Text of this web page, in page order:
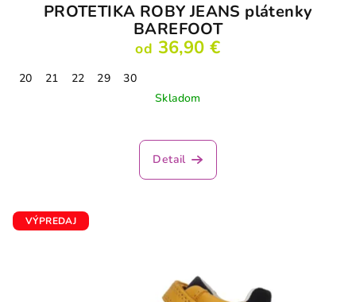
PROTETIKA ROBY JEANS plátenky
BAREFOOT
od 36,90 €
20 21 22 29
30
Skladom
Detail
VÝPREDAJ